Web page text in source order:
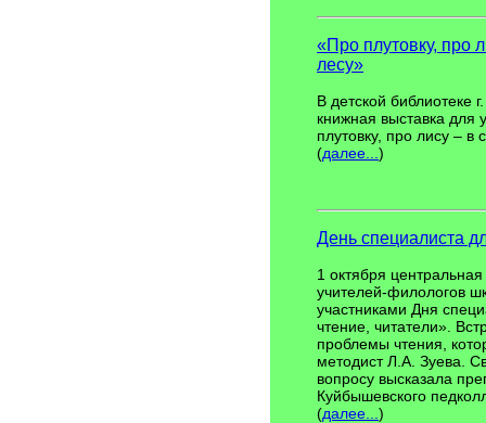
«Про плутовку, про
лесу»
В детской
книжная выставка для
плутовку, про лису – в
(далее... )
День специалиста
1 октября
учителей-филологов
участниками Дня
чтение, читатели».
проблемы чтения,
методист Л.А. Зуева.
вопросу высказала
Куйбышевского
(далее... )